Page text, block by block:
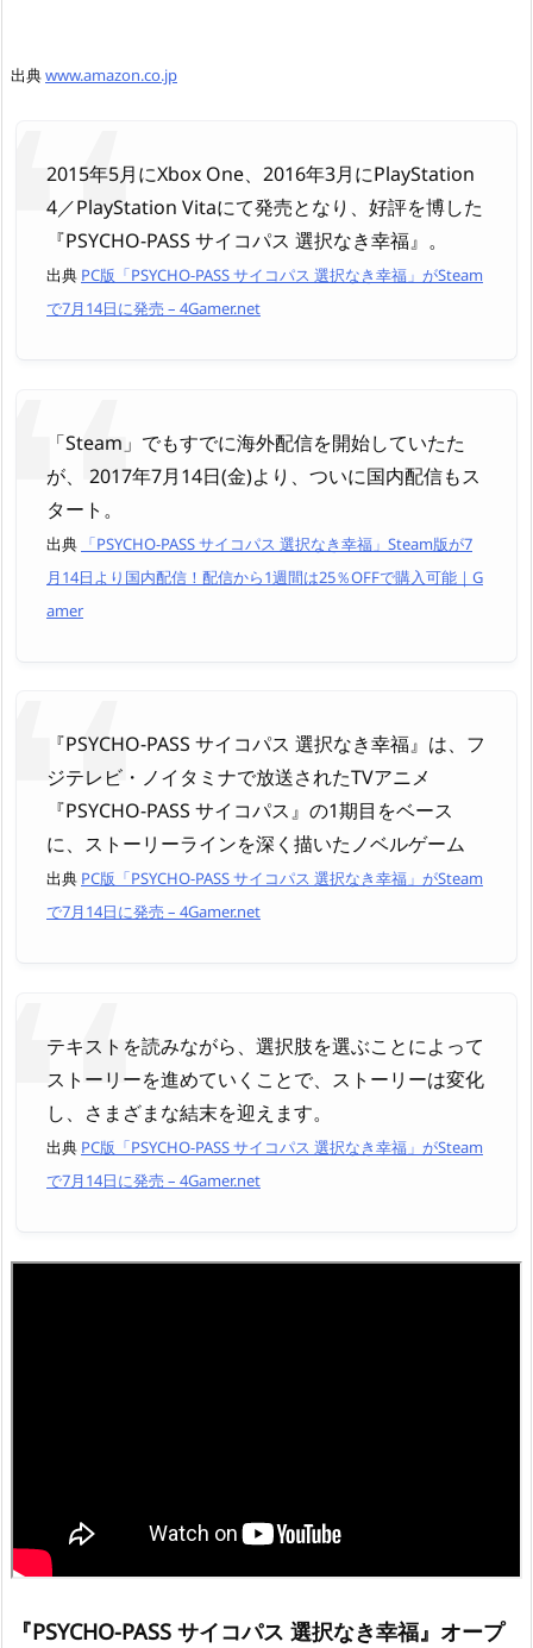
出典www.amazon.co.jp
2015年5月にXbox One、2016年3月にPlayStation
4／PlayStation Vitaにて発売となり、好評を博した
『PSYCHO-PASS サイコパス 選択なき幸福』。
出典 PC版「PSYCHO-PASS サイコパス 選択なき幸福」がSteam
で7月14日に発売 – 4Gamer.net
「Steam」でもすでに海外配信を開始していたた
が、 2017年7月14日(金)より、ついに国内配信もス
タート。
出典 「PSYCHO-PASS サイコパス 選択なき幸福」Steam版が7
月14日より国内配信！配信から1週間は25％OFFで購入可能｜G
amer
『PSYCHO-PASS サイコパス 選択なき幸福』は、フ
ジテレビ・ノイタミナで放送されたTVアニメ
『PSYCHO-PASS サイコパス』の1期目をベース
に、ストーリーラインを深く描いたノベルゲーム
出典 PC版「PSYCHO-PASS サイコパス 選択なき幸福」がSteam
で7月14日に発売 – 4Gamer.net
テキストを読みながら、選択肢を選ぶことによって
ストーリーを進めていくことで、ストーリーは変化
し、さまざまな結末を迎えます。
出典 PC版「PSYCHO-PASS サイコパス 選択なき幸福」がSteam
で7月14日に発売 – 4Gamer.net
『PSYCHO-PASS サイコパス 選択なき幸福』オープ